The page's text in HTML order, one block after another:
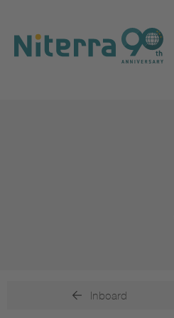
main
navigation
main
content
footer
Inboard